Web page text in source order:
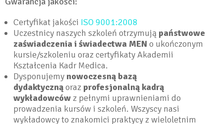
Certyfikat jakości ISO 9001:2008
Uczestnicy naszych szkoleń otrzymują państwowe
zaświadczenia i świadectwa MEN o ukończonym
kursie/szkoleniu oraz certyfikaty Akademii
Kształcenia Kadr Medica.
Dysponujemy nowoczesną bazą
dydaktycznąoraz profesjonalną kadrą
wykładowcówz pełnymi uprawnieniami do
prowadzenia kursów i szkoleń. Wszyscy nasi
wykładowcy to znakomici praktycy z wieloletnim